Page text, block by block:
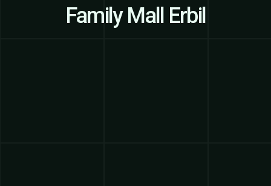
Family Mall Erbil